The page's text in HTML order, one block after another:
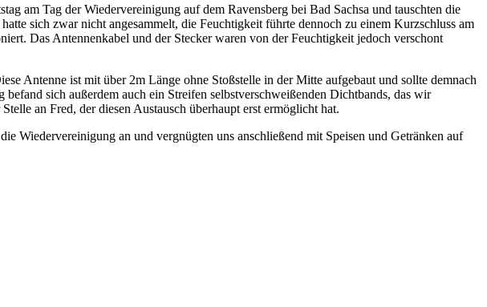
am Tag der Wiedervereinigung auf dem Ravensberg bei Bad Sachsa und tauschten die
sich zwar nicht angesammelt, die Feuchtigkeit führte dennoch zu einem Kurzschluss am
Das Antennenkabel und der Stecker waren von der Feuchtigkeit jedoch verschont
Antenne ist mit über 2m Länge ohne Stoßstelle in der Mitte aufgebaut und sollte demnach
sich außerdem auch ein Streifen selbstverschweißenden Dichtbands, das wir
an Fred, der diesen Austausch überhaupt erst ermöglicht hat.
Wiedervereinigung an und vergnügten uns anschließend mit Speisen und Getränken auf